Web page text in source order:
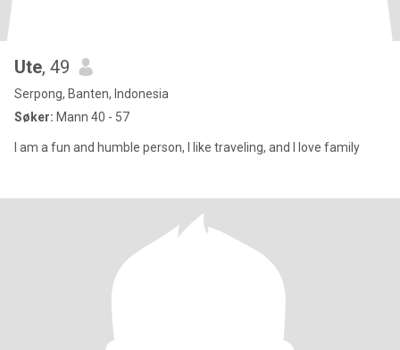
Ute, 49
Serpong, Banten, Indonesia
Søker: Mann 40 - 57
I am a fun and humble person, I like traveling, and I love family